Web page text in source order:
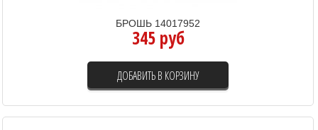
БРОШЬ 14017952
345 руб
ДОБАВИТЬ В КОРЗИНУ